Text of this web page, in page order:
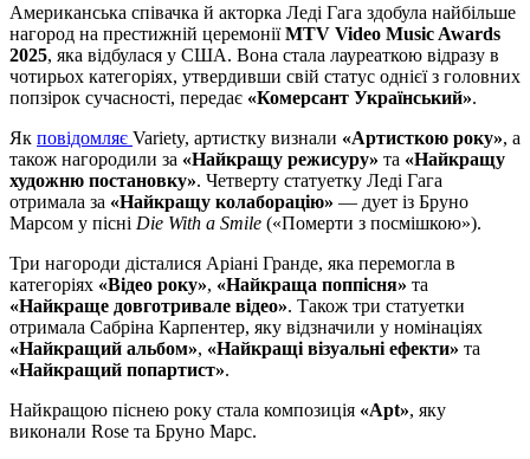
Американська співачка й акторка Леді Гага здобула найбільше
нагород на престижній церемоніїMTV Video Music Awards
2025, яка відбулася у США. Вона стала лауреаткою відразу в
чотирьох категоріях, утвердивши свій статус однієї з головних
попзірок сучасності, передає «Комерсант Український».
Як повідомляє Variety, артистку визнали «Артисткою року», а
також нагородили за «Найкращу режисуру» та «Найкращу
художню постановку». Четверту статуетку Леді Гага
отримала за «Найкращу колаборацію» — дует із Бруно
Марсом у пісні Die With a Smile («Померти з посмішкою»).
Три нагороди дісталися Аріані Гранде, яка перемогла в
категоріях «Відео року», «Найкраща поппісня» та
«Найкраще довготривале відео». Також три статуетки
отримала Сабріна Карпентер, яку відзначили у номінаціях
«Найкращий альбом», «Найкращі візуальні ефекти» та
«Найкращий попартист».
Найкращою піснею року стала композиція «Apt», яку
виконали Rose та Бруно Марс.